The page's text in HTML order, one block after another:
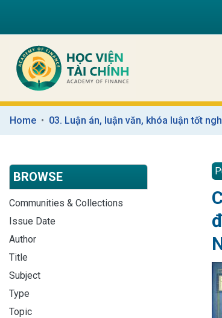
Home 03. Luận án, luận văn, khóa luận tốt
BROWSE
Communities & Collections
Issue Date
Author
Title
Subject
Type
Topic